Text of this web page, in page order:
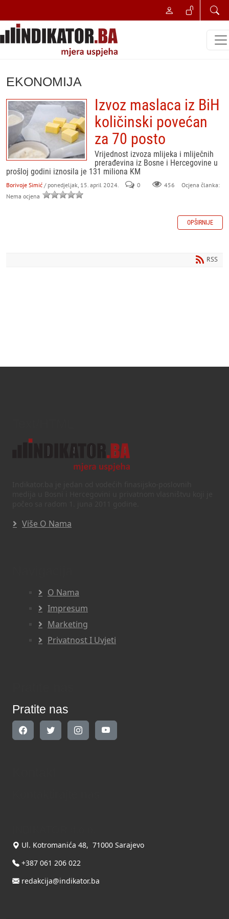
EKONOMIJA
Izvoz maslaca iz BiH
količinski povećan
za 70 posto
Vrijednost izvoza mlijeka i mliječnih
prerađevina iz Bosne i Hercegovine u
prošloj godini iznosila je 131 miliona KM
Borivoje Simić / ponedjeljak, 15. april 2024. 0 456
Ocjena članka:
Nema ocjena
OPŠIRNIJE
RSS
Više O Nama
O Nama
Impresum
Marketing
Privatnost I Uvjeti
Pratite nas
Ul. Kotromanića 48, 71000 Sarajevo
+387 061 206 022
redakcija@indikator.ba